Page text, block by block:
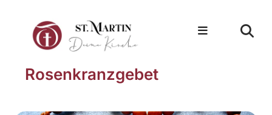
Rosenkranzgebet